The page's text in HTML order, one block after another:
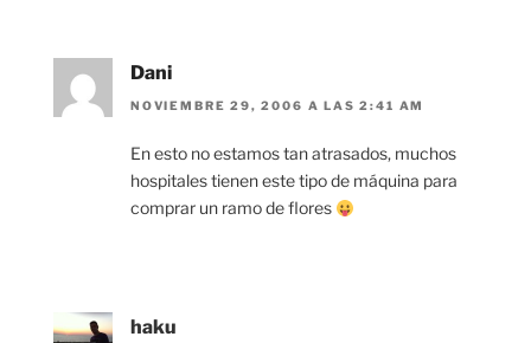
Dani
NOVIEMBRE 29, 2006 A LAS 2:41 AM
En esto no estamos tan atrasados, muchos
hospitales tienen este tipo de máquina para
comprar un ramo de flores
haku